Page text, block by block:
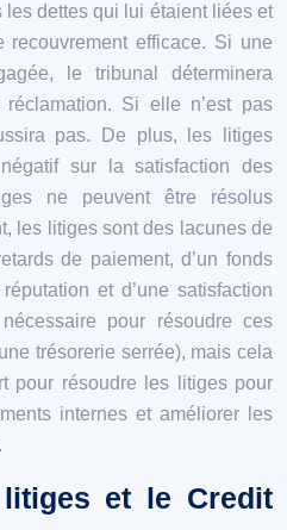
les dettes qui lui étaient liées et
efficace. Si une
le tribunal déterminera
Si elle n’est pas
pas. De plus, les litiges
sur la satisfaction des
ne peuvent être résolus
les litiges sont des lacunes de
de paiement, d’un fonds
et d’une satisfaction
pour résoudre ces
trésorerie serrée), mais cela
pour résoudre les litiges pour
internes et améliorer les
et le Credit